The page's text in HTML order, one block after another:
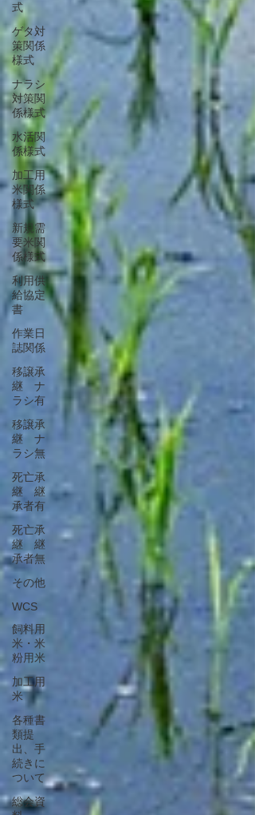
式
ゲタ対
策関係
様式
ナラシ
対策関
係様式
水活関
係様式
加工用
米関係
様式
新規需
要米関
係様式
利用供
給協定
書
作業日
誌関係
移譲承
継 ナ
ラシ有
移譲承
継 ナ
ラシ無
死亡承
継 継
承者有
死亡承
継 継
承者無
その他
WCS
飼料用
米・米
粉用米
​加工用
米
​各種書
類提
出、手
続きに
ついて
総会資